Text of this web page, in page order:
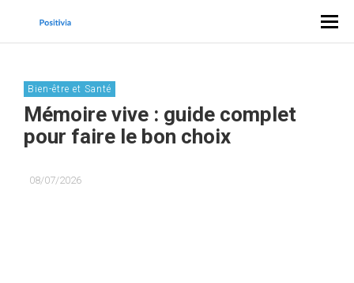
Bien-être et Santé
Mémoire vive : guide complet
pour faire le bon choix
08/07/2026